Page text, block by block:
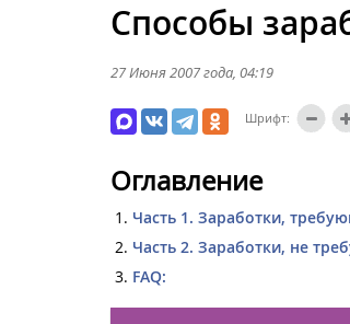
Способы
27 Июня 2007 года , 04:19
Шрифт:
Оглавление
Часть 1. Заработки,
Часть 2. Заработки, не
FAQ: